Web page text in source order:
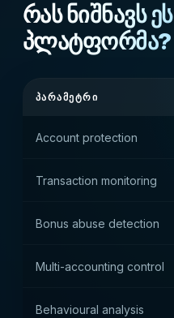
რას ნიშნავს ეს
პლატფორმა?
ᲞᲐᲠᲐᲛᲔᲢᲠᲘ
Account protection
Transaction monitoring
Bonus abuse detection
Multi-accounting control
Behavioural analysis